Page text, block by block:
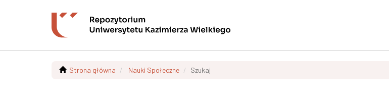
Strona główna Nauki Społeczne Szukaj